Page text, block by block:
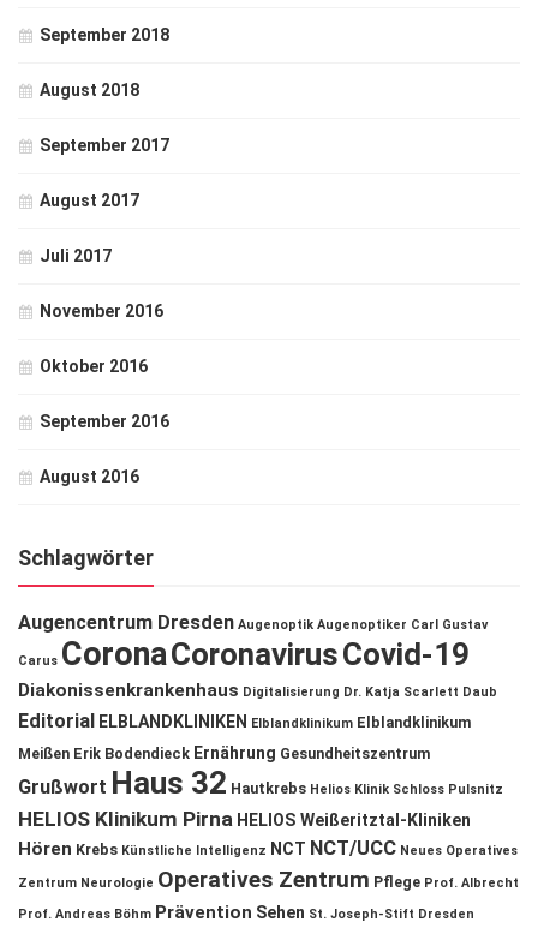
September 2018
August 2018
September 2017
August 2017
Juli 2017
November 2016
Oktober 2016
September 2016
August 2016
Schlagwörter
Augencentrum Dresden Augenoptik Augenoptiker Carl Gustav
Carus CoronaCoronavirusCovid-19
Diakonissenkrankenhaus Digitalisierung Dr. Katja Scarlett Daub
Editorial ELBLANDKLINIKEN Elblandklinikum Elblandklinikum
Meißen Erik Bodendieck Ernährung Gesundheitszentrum
Grußwort Haus 32 Hautkrebs Helios Klinik Schloss Pulsnitz
HELIOS Klinikum Pirna HELIOS Weißeritztal-Kliniken
Hören Krebs Künstliche Intelligenz NCT NCT/UCC Neues Operatives
Zentrum Neurologie Operatives Zentrum Pflege Prof. Albrecht
Prof. Andreas Böhm Prävention Sehen St. Joseph-Stift Dresden